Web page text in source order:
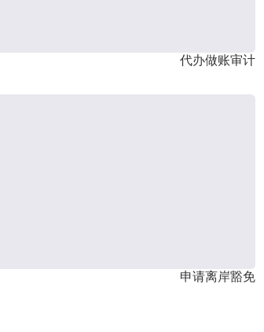
代办做账审计
申请离岸豁免